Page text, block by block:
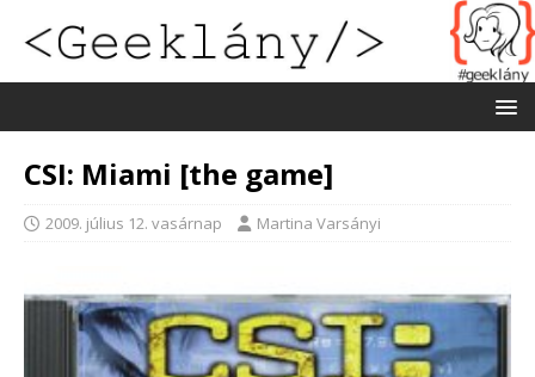
CSI: Miami [the game]
2009. július 12. vasárnap Martina Varsányi